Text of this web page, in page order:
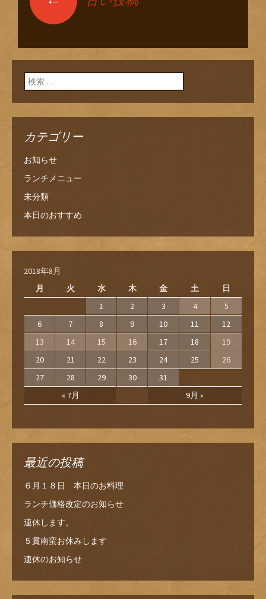
投稿ナビゲーショ
ン
検索:
カテゴリー
お知らせ
ランチメニュー
未分類
本日のおすすめ
2018年8月
月
火 水 木 金 土 日
« 7月 9月 »
1 2 3 4
5
6
7 8 9 10 11
12
13
14 15 16 17 18
19
20
21 22 23 24 25
26
27
28 29 30 31
最近の投稿
６月１８日 本日のお料理
ランチ価格改定のお知らせ
連休します。
５貫南蛮お休みします
連休のお知らせ